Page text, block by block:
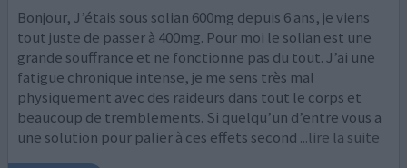
Bonjour, J’étais sous solian 600mg depuis 6 ans, je viens
tout juste de passer à 400mg. Pour moi le solian est une
grande souffrance et ne fonctionne pas du tout. J’ai une
fatigue chronique intense, je me sens très mal
physiquement avec des raideurs dans tout le corps et
beaucoup de tremblements. Si quelqu’un d’entre vous a
une solution pour palier à ces effets second ...lire la suite